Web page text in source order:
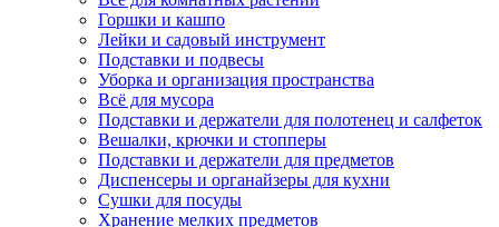
Горшки и кашпо
Лейки и садовый инструмент
Подставки и подвесы
Уборка и организация пространства
Всё для мусора
Подставки и держатели для полотенец и салфеток
Вешалки, крючки и стопперы
Подставки и держатели для предметов
Диспенсеры и органайзеры для кухни
Сушки для посуды
Хранение мелких предметов